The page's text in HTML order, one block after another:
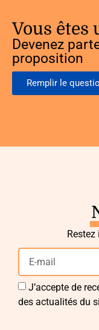
Vous êtes
Devenez
proposition
Remplir le
J’accepte de
des actualités du